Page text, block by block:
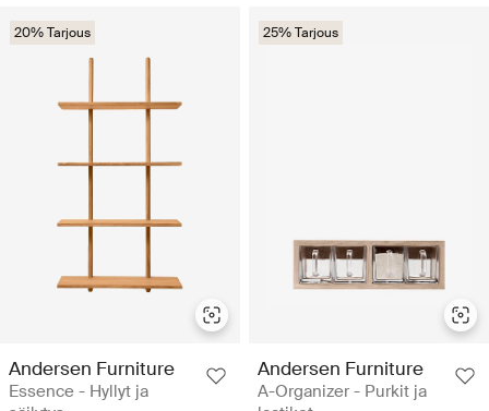
20% Tarjous
Andersen Furniture
Essence - Hyllyt ja
25% Tarjous
Andersen Furniture
A-Organizer - Purkit ja